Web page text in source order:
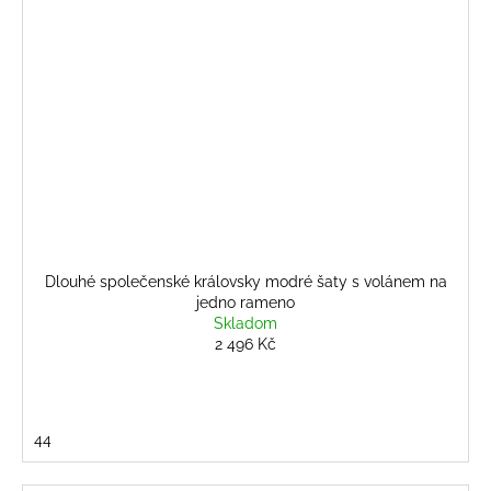
Dlouhé společenské královsky modré šaty s volánem na
jedno rameno
Skladom
2 496 Kč
44